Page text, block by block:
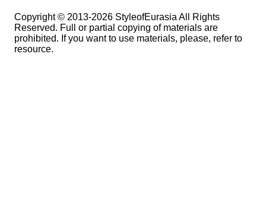
Copyright © 2013-2026 StyleofEurasia All Rights
Reserved. Full or partial copying of materials are
prohibited. If you want to use materials, please, refer to
resource.